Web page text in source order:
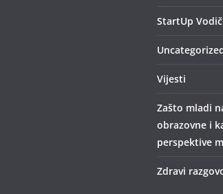
StartUp Vodič
Vijesti
Zašto mladi
obrazovne i
perspektive
Zdravi